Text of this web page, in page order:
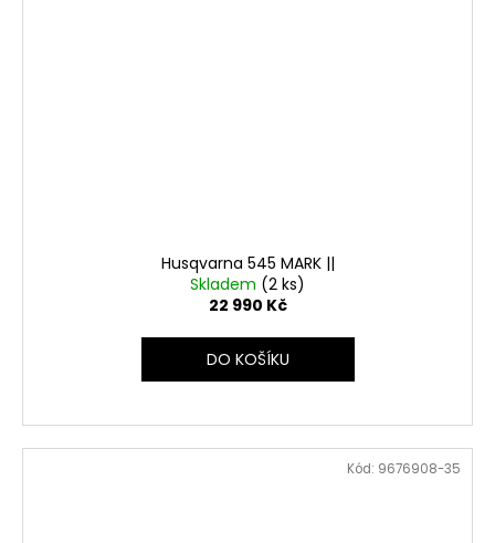
Husqvarna 545 MARK ||
Skladem (2 ks)
22 990 Kč
DO KOŠÍKU
Kód: 9676908-35